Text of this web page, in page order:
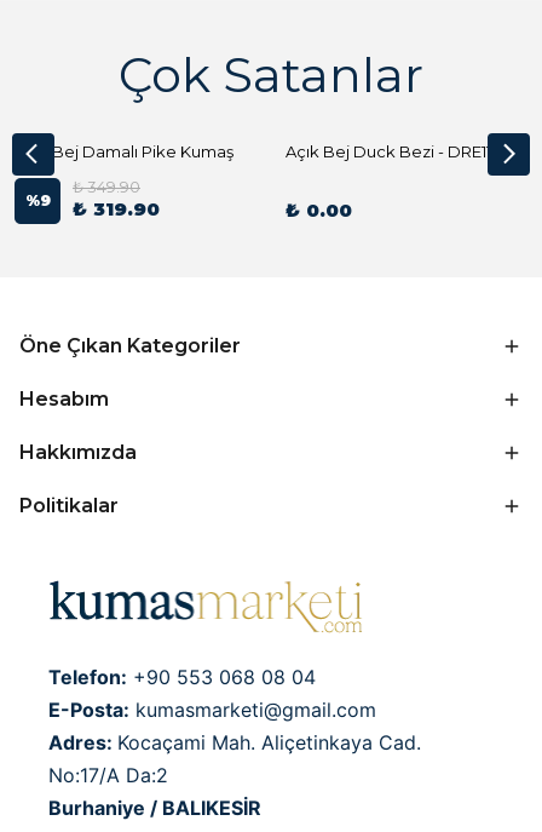
Çok Satanlar
Açık Bej Damalı Pike Kumaş
%9
₺ 349.90
₺ 319.90
Açık Bej Duck Bezi - DRE1144 Kumaş Peçete
₺ 0.00
Öne Çıkan Kategoriler
Hesabım
Hakkımızda
Politikalar
Telefon: +90 553 068 08 04
E-Posta: kumasmarketi@gmail.com
Adres: Kocaçami Mah. Aliçetinkaya Cad.
No:17/A Da:2
Burhaniye / BALIKESİR